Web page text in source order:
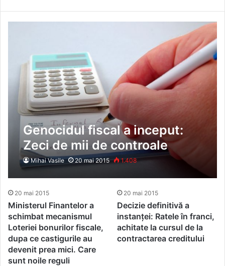
Genocidul fiscal a inceput:
Zeci de mii de controale
Mihai Vasile 20 mai 2015 1.408
20 mai 2015
Ministerul Finantelor a
schimbat mecanismul
Loteriei bonurilor fiscale,
dupa ce castigurile au
devenit prea mici. Care
sunt noile reguli
20 mai 2015
Decizie definitivă a
instanței: Ratele în franci,
achitate la cursul de la
contractarea creditului